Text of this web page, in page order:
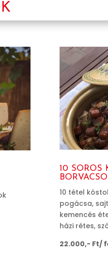
10 SOROS
10 tétel
pogácsa,
kemencés
házi rétes,
22.000,- Ft/